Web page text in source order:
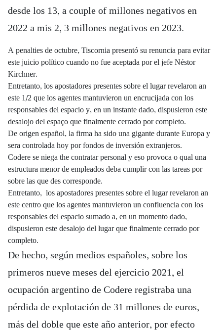
desde los 13, a couple of millones negativos en
2022 a mis 2, 3 millones negativos en 2023.
A penalties de octubre, Tiscornia presentó su renuncia para evitar
este juicio político cuando no fue aceptada por el jefe Néstor
Kirchner.
Entretanto, los apostadores presentes sobre el lugar revelaron an
este 1/2 que los agentes mantuvieron un encrucijada con los
responsables del espacio y, en un instante dado, dispusieron este
desalojo del espaço que finalmente cerrado por completo.
De origen español, la firma ha sido una gigante durante Europa y
sera controlada hoy por fondos de inversión extranjeros.
Codere se niega the contratar personal y eso provoca o qual una
estructura menor de empleados deba cumplir con las tareas por
sobre las que des corresponde.
Entretanto, los apostadores presentes sobre el lugar revelaron an
este centro que los agentes mantuvieron un confluencia con los
responsables del espacio sumado a, en un momento dado,
dispusieron este desalojo del lugar que finalmente cerrado por
completo.
De hecho, según medios españoles, sobre los
primeros nueve meses del ejercicio 2021, el
ocupación argentino de Codere registraba una
pérdida de explotación de 31 millones de euros,
más del doble que este año anterior, por efecto